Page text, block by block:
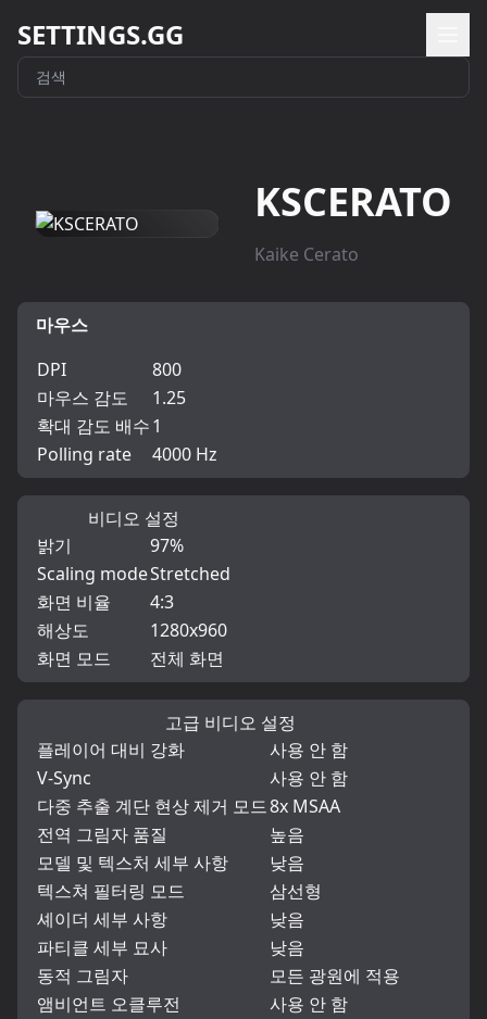
SETTINGS.GG
KSCERATO
Kaike Cerato
마우스
DPI
800
마우스 감도
1.25
확대 감도 배수1
Polling rate
4000 Hz
비디오 설정
밝기
97%
Scaling modeStretched
화면 비율
4:3
해상도
1280x960
화면 모드
전체 화면
고급 비디오 설정
플레이어 대비 강화
사용 안 함
V-Sync
사용 안 함
다중 추출 계단 현상 제거 모드8x MSAA
전역 그림자 품질
높음
모델 및 텍스처 세부 사항
낮음
텍스쳐 필터링 모드
삼선형
셰이더 세부 사항
낮음
파티클 세부 묘사
낮음
동적 그림자
모든 광원에 적용
앰비언트 오클루전
사용 안 함